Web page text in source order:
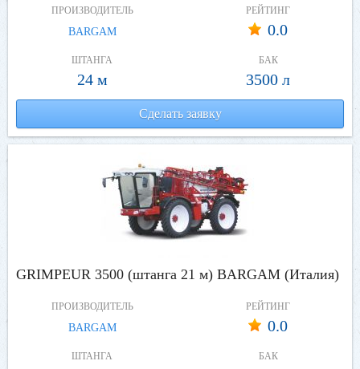
ПРОИЗВОДИТЕЛЬ
BARGAM
РЕЙТИНГ
0.0
ШТАНГА
24 м
БАК
3500 л
Сделать заявку
GRIMPEUR 3500 (штанга 21 м) BARGAM (Италия)
ПРОИЗВОДИТЕЛЬ
BARGAM
РЕЙТИНГ
0.0
ШТАНГА БАК